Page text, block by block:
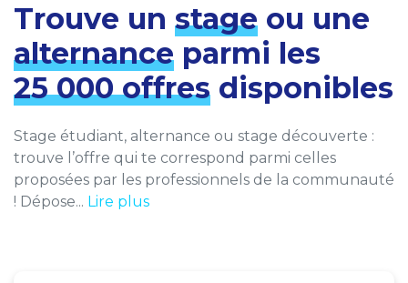
Trouve un stage ou une
alternance parmi les
25 000 offres disponibles
Stage étudiant, alternance ou stage découverte :
trouve l’offre qui te correspond parmi celles
proposées par les professionnels de la communauté
! Dépose... Lire plus